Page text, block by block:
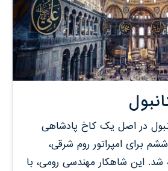
در اصل یک کاخ پادشاهی
برای امپراتور روم شرقی،
این شاهکار مهندسی رومی، با